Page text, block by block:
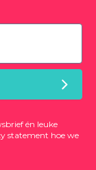
én leuke
statement hoe we